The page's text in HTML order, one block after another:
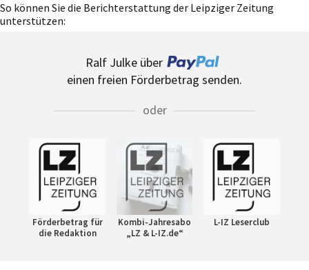
So können Sie die Berichterstattung der Leipziger Zeitung
unterstützen:
Ralf Julke über
einen freien Förderbetrag senden.
oder
Förderbetrag für
die Redaktion
Kombi-Jahresabo
„LZ & L-IZ.de“
L-IZ Leserclub